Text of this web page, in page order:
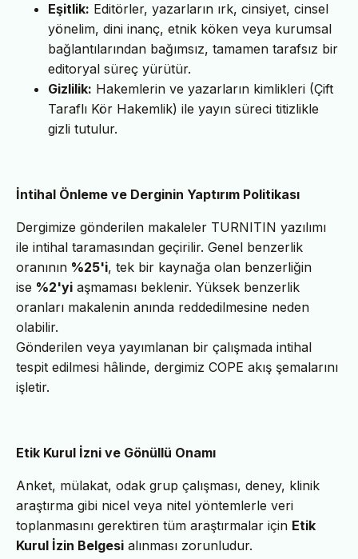
Eşitlik: Editörler, yazarların ırk, cinsiyet, cinsel
yönelim, dini inanç, etnik köken veya kurumsal
bağlantılarından bağımsız, tamamen tarafsız bir
editoryal süreç yürütür.
Gizlilik: Hakemlerin ve yazarların kimlikleri (Çift
Taraflı Kör Hakemlik) ile yayın süreci titizlikle
gizli tutulur.
İntihal Önleme ve Derginin Yaptırım Politikası
Dergimize gönderilen makaleler TURNITIN yazılımı
ile intihal taramasından geçirilir. Genel benzerlik
oranının %25'i, tek bir kaynağa olan benzerliğin
ise %2'yi aşmaması beklenir. Yüksek benzerlik
oranları makalenin anında reddedilmesine neden
olabilir.
Gönderilen veya yayımlanan bir çalışmada intihal
tespit edilmesi hâlinde, dergimiz COPE akış şemalarını
işletir.
Etik Kurul İzni ve Gönüllü Onamı
Anket, mülakat, odak grup çalışması, deney, klinik
araştırma gibi nicel veya nitel yöntemlerle veri
toplanmasını gerektiren tüm araştırmalar için Etik
Kurul İzin Belgesi alınması zorunludur.